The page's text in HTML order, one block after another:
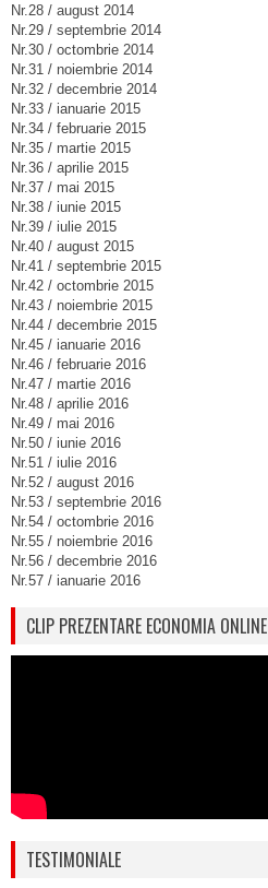
Nr.28 / august 2014
Nr.29 / septembrie 2014
Nr.30 / octombrie 2014
Nr.31 / noiembrie 2014
Nr.32 / decembrie 2014
Nr.33 / ianuarie 2015
Nr.34 / februarie 2015
Nr.35 / martie 2015
Nr.36 / aprilie 2015
Nr.37 / mai 2015
Nr.38 / iunie 2015
Nr.39 / iulie 2015
Nr.40 / august 2015
Nr.41 / septembrie 2015
Nr.42 / octombrie 2015
Nr.43 / noiembrie 2015
Nr.44 / decembrie 2015
Nr.45 / ianuarie 2016
Nr.46 / februarie 2016
Nr.47 / martie 2016
Nr.48 / aprilie 2016
Nr.49 / mai 2016
Nr.50 / iunie 2016
Nr.51 / iulie 2016
Nr.52 / august 2016
Nr.53 / septembrie 2016
Nr.54 / octombrie 2016
Nr.55 / noiembrie 2016
Nr.56 / decembrie 2016
Nr.57 / ianuarie 2016
CLIP PREZENTARE ECONOMIA ONLINE
TESTIMONIALE